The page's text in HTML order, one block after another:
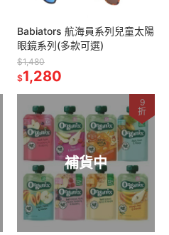
Babiators 航海員系列兒童太陽
眼鏡系列(多款可選)
$1,480
$1,280
補貨中
9
折